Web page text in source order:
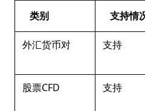
类别 支持情
外汇货币对 支持
股票CFD
支持